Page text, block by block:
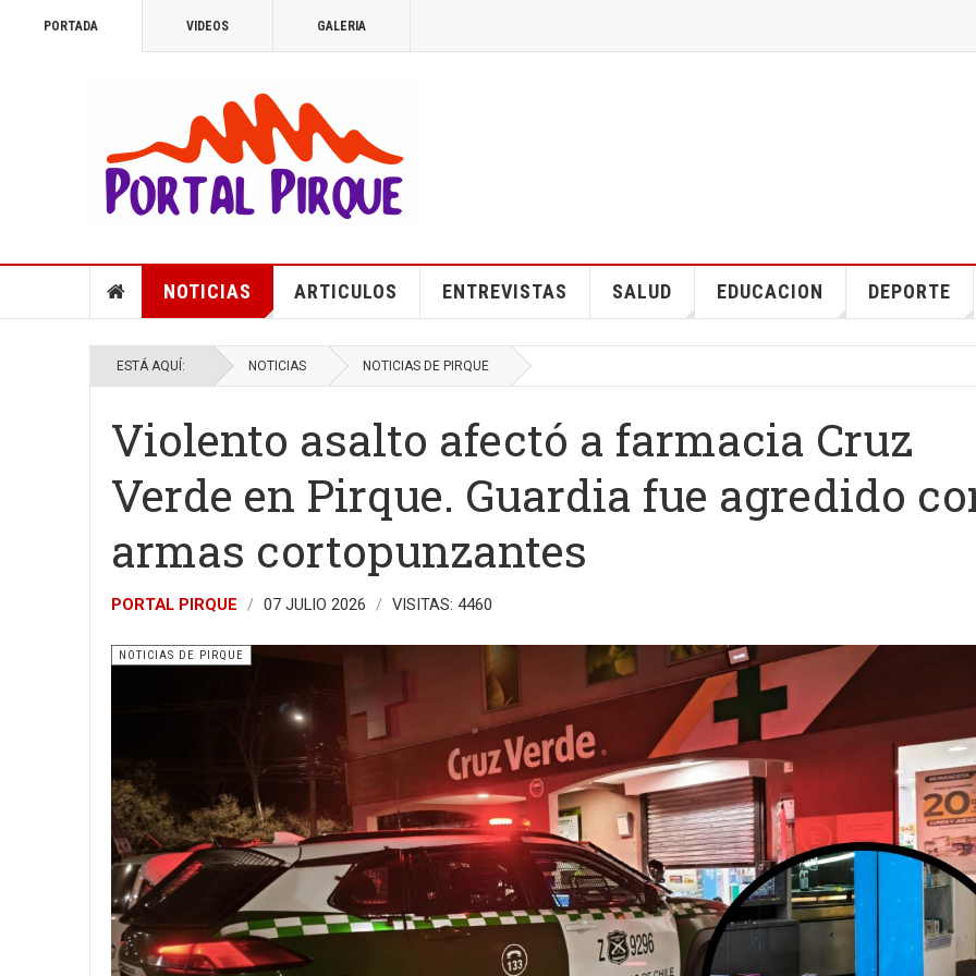
PORTADA VIDEOS GALERIA
NOTICIAS ARTICULOS ENTREVISTAS SALUD EDUCACION DEPORTE
ESTÁ AQUÍ: NOTICIAS NOTICIAS DE PIRQUE
Violento asalto afectó a farmacia Cruz
Verde en Pirque. Guardia fue agredido
armas cortopunzantes
PORTAL PIRQUE 07 JULIO 2026 VISITAS: 4460
NOTICIAS DE PIRQUE